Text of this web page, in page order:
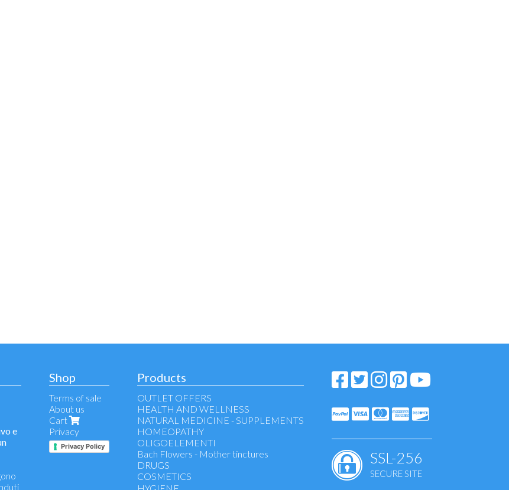
e
Shop
Terms of sale
About us
Cart
Privacy
Privacy Policy
Products
OUTLET OFFERS
HEALTH AND WELLNESS
NATURAL MEDICINE - SUPPLEMENTS
HOMEOPATHY
OLIGOELEMENTI
Bach Flowers - Mother tinctures
DRUGS
COSMETICS
make-up remover - face cleansing
SSL-256
SECURE SITE